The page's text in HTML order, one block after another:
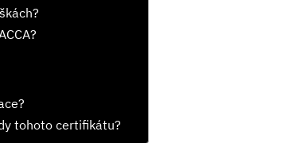
tohoto certifikátu?